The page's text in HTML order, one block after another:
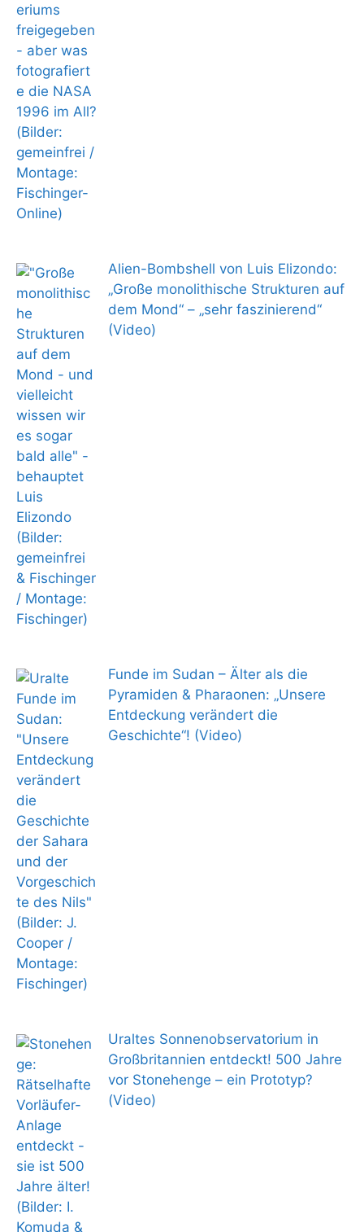
Alien-Bombshell von Luis Elizondo:
„Große monolithische Strukturen auf
dem Mond“ – „sehr faszinierend“
(Video)
Funde im Sudan – Älter als die
Pyramiden & Pharaonen: „Unsere
Entdeckung verändert die
Geschichte“! (Video)
Uraltes Sonnenobservatorium in
Großbritannien entdeckt! 500 Jahre
vor Stonehenge – ein Prototyp?
(Video)